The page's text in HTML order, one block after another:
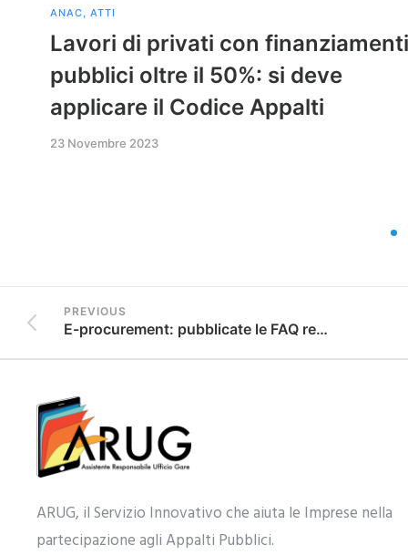
ANAC, ATTI
Lavori di privati con finanziamenti
pubblici oltre il 50%: si deve
applicare il Codice Appalti
23 Novembre 2023
PREVIOUS
E-procurement: pubblicate le FAQ relative alle Regole tecniche per le piattaforme di approvvigionamento digitale
ARUG, il Servizio Innovativo che aiuta le Imprese nella
partecipazione agli Appalti Pubblici.​